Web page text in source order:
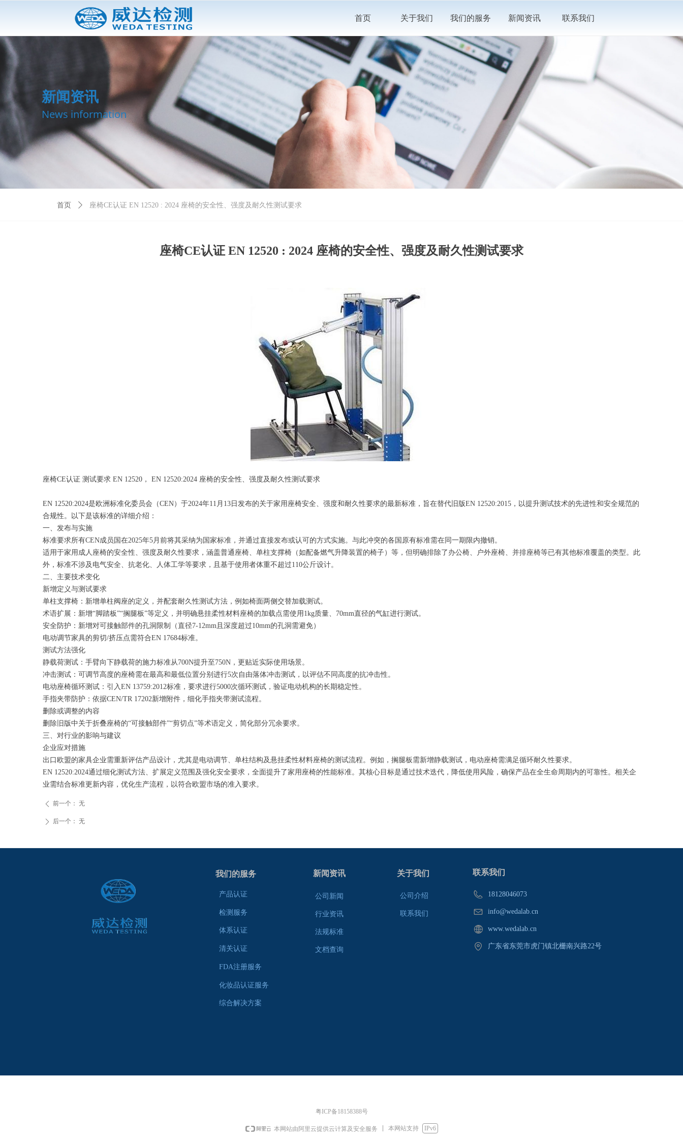
首页 关于我们 我们的服务 新闻资讯 联系我们
座椅CE认证 EN 12520 : 2024 座椅的安全性、强度及耐久性测试要求
座椅CE认证 测试要求 EN 12520， EN 12520:2024 座椅的安全性、强度及耐久性测试要求
EN 12520:2024是欧洲标准化委员会（CEN）于2024年11月13日发布的关于家用座椅安全、强度和耐久性要求的最新标准，旨在替代旧版EN 12520:2015，以提升测试技术的先进性和安全规范的
合规性。以下是该标准的详细介绍：
一、发布与实施
标准要求所有CEN成员国在2025年5月前将其采纳为国家标准，并通过直接发布或认可的方式实施。与此冲突的各国原有标准需在同一期限内撤销。
适用于家用成人座椅的安全性、强度及耐久性要求，涵盖普通座椅、单柱支撑椅（如配备燃气升降装置的椅子）等，但明确排除了办公椅、户外座椅、并排座椅等已有其他标准覆盖的类型。此
外，标准不涉及电气安全、抗老化、人体工学等要求，且基于使用者体重不超过110公斤设计。
二、主要技术变化
新增定义与测试要求
单柱支撑椅：新增单柱阀座的定义，并配套耐久性测试方法，例如椅面两侧交替加载测试。
术语扩展：新增“脚踏板”“搁腿板”等定义，并明确悬挂柔性材料座椅的加载点需使用1kg质量、70mm直径的气缸进行测试。
安全防护：新增对可接触部件的孔洞限制（直径7-12mm且深度超过10mm的孔洞需避免）
电动调节家具的剪切/挤压点需符合EN 17684标准。
测试方法强化
静载荷测试：手臂向下静载荷的施力标准从700N提升至750N，更贴近实际使用场景。
冲击测试：可调节高度的座椅需在最高和最低位置分别进行5次自由落体冲击测试，以评估不同高度的抗冲击性。
电动座椅循环测试：引入EN 13759:2012标准，要求进行5000次循环测试，验证电动机构的长期稳定性。
手指夹带防护：依据CEN/TR 17202新增附件，细化手指夹带测试流程。
删除或调整的内容
删除旧版中关于折叠座椅的“可接触部件”“剪切点”等术语定义，简化部分冗余要求。
三、对行业的影响与建议
企业应对措施
出口欧盟的家具企业需重新评估产品设计，尤其是电动调节、单柱结构及悬挂柔性材料座椅的测试流程。例如，搁腿板需新增静载测试，电动座椅需满足循环耐久性要求。
EN 12520:2024通过细化测试方法、扩展定义范围及强化安全要求，全面提升了家用座椅的性能标准。其核心目标是通过技术迭代，降低使用风险，确保产品在全生命周期内的可靠性。相关企
业需结合标准更新内容，优化生产流程，以符合欧盟市场的准入要求。
首页 ꄲ 座椅CE认证 EN 12520 : 2024 座椅的安全性、强度及耐久性测试要求
新闻资讯
News information
ꄴ 前一个： 无
ꄲ 后一个： 无
我们的服务
产品认证
检测服务
体系认证
清关认证
FDA注册服务
化妆品认证服务
综合解决方案
公司新闻
行业资讯
法规标准
文档查询
新闻资讯
公司介绍
联系我们
关于我们 联系我们
18128046073
info@wedalab.cn
www.wedalab.cn
广东省东莞市虎门镇北栅南兴路22号
粤ICP备18158388号
本网站由阿里云提供云计算及安全服务 本网站支持 IPv6